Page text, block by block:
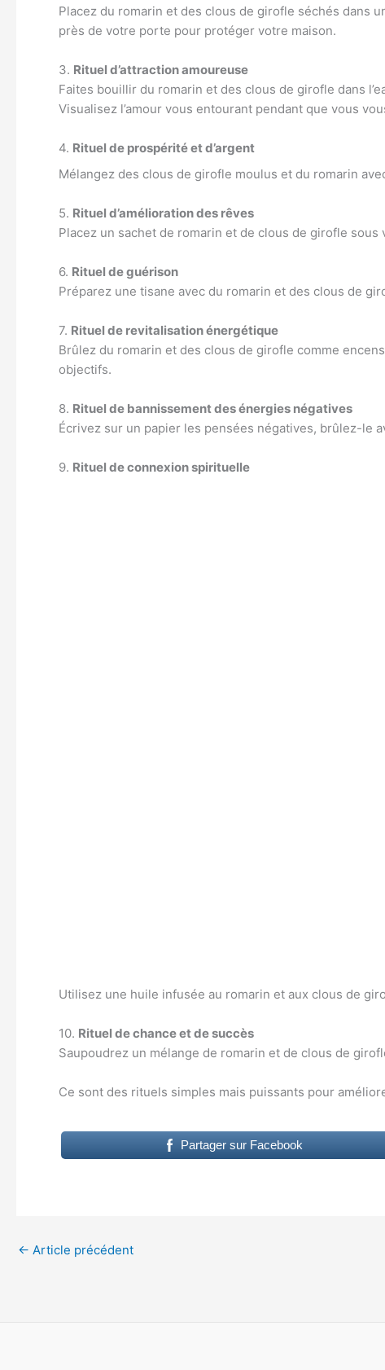
Placez du romarin et des clous de girofle séchés dans
près de votre porte pour protéger votre maison.
3. Rituel d’attraction amoureuse
Faites bouillir du romarin et des clous de girofle dans
Visualisez l’amour vous entourant pendant que vous
4. Rituel de prospérité et d’argent
Mélangez des clous de girofle moulus et du romarin
5. Rituel d’amélioration des rêves
Placez un sachet de romarin et de clous de girofle
6. Rituel de guérison
Préparez une tisane avec du romarin et des clous de
7. Rituel de revitalisation énergétique
Brûlez du romarin et des clous de girofle comme
objectifs.
8. Rituel de bannissement des énergies négatives
Écrivez sur un papier les pensées négatives, brûlez-le
9. Rituel de connexion spirituelle
Utilisez une huile infusée au romarin et aux clous de
10. Rituel de chance et de succès
Saupoudrez un mélange de romarin et de clous de
Ce sont des rituels simples mais puissants pour
Partager sur Facebook
← Article précédent